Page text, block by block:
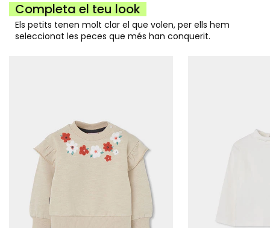
Completa el teu look
Els petits tenen molt clar el que volen, per ells hem
seleccionat les peces que més han conquerit.